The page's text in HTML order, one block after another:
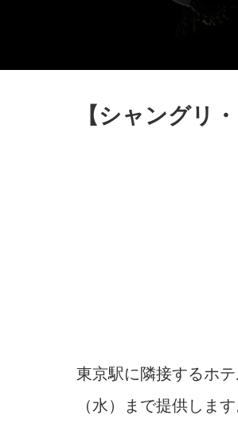
【シャングリ
東京駅に隣接するホ
（水）まで提供します